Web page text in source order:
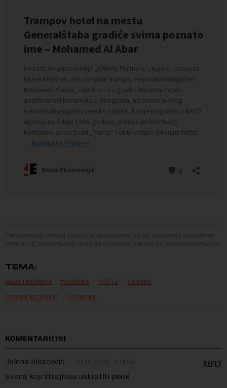
Preuzimanje delova teksta je dozvoljeno, ali uz obavezno navođenje
izvora i uz postavljanje linka ka izvornom tekstu na novaekonomija.rs
TEMA:
NADSTREŠNICA PODRŠKA POŠTA RADNICI
STEFAN MITROVIĆ STUDENTI
KOMENTARI(19)
Jelena lukačević 20.01.2025. u 14:58
Svima koji štrajkuju uskratiti plate
REPLY